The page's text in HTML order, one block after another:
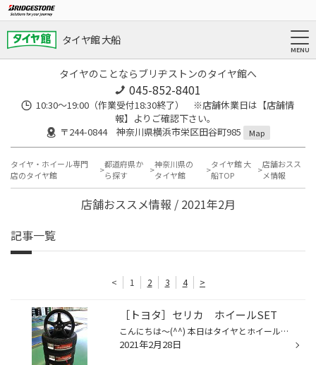
タイヤ館 大船
タイヤのことならブリヂストンのタイヤ館へ
045-852-8401
10:30～19:00（作業受付18:30終了） ※店舗休業日は【店舗情
報】よりご確認下さい。
〒244-0844 神奈川県横浜市栄区田谷町985
Map
タイヤ・ホイール専門
店のタイヤ館
都道府県か
ら探す
神奈川県の
タイヤ館
タイヤ館 大
船TOP
店舗おスス
メ情報
店舗おススメ情報 / 2021年2月
記事一覧
< 1 2 3 4 >
［トヨタ］セリカ ホイールSET
こんにちは〜(^^) 本日はタイヤとホイールのSETでのお取付を紹介します。 ［トヨタ］セリカ タイヤ POTENZA Adrenalin RE004 ［215/45R17］ ホイール CROSS SPEED CR5 ブラック ［17×7.5J 5/100 +40］ まずはタイヤとホイールを組みます。 新品のタイヤとホイールでもバランスはきっちり取りま...
2021年2月28日